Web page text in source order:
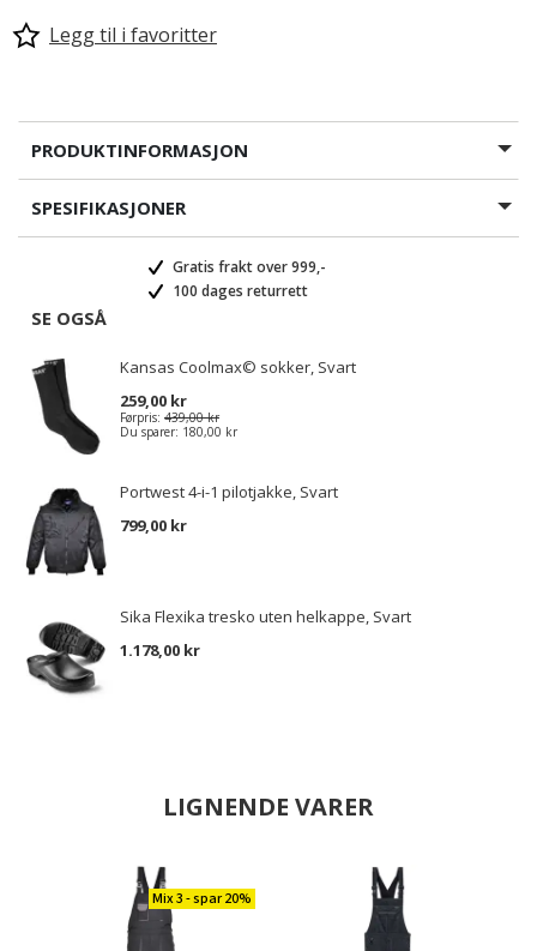
Legg til i favoritter
PRODUKTINFORMASJON
SPESIFIKASJONER
Gratis frakt over 999,-
100 dages returrett
SE OGSÅ
Kansas Coolmax© sokker, Svart
259,00 kr
Førpris: 439,00 kr
Du sparer: 180,00 kr
Portwest 4-i-1 pilotjakke, Svart
799,00 kr
Sika Flexika tresko uten helkappe, Svart
1.178,00 kr
LIGNENDE VARER
Mix 3 - spar 20%